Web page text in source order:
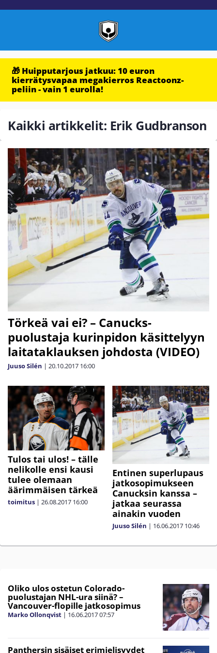
🎁 Huipputarjous jatkuu: 10 euron
kierrätysvapaa megakierros Reactoonz-
peliin - vain 1 eurolla!
Kaikki artikkelit: Erik Gudbranson
Törkeä vai ei? – Canucks-
puolustaja kurinpidon käsittelyyn
laitataklauksen johdosta (VIDEO)
Juuso Silén | 20.10.2017 16:00
Tulos tai ulos! – tälle
nelikolle ensi kausi
tulee olemaan
äärimmäisen tärkeä
toimitus | 26.08.2017 16:00
Entinen superlupaus
jatkosopimukseen
Canucksin kanssa –
jatkaa seurassa
ainakin vuoden
Juuso Silén | 16.06.2017 10:46
Oliko ulos ostetun Colorado-
puolustajan NHL-ura siinä? –
Vancouver-flopille jatkosopimus
Marko Ollonqvist | 16.06.201707:57
Panthersin sisäiset erimielisyydet